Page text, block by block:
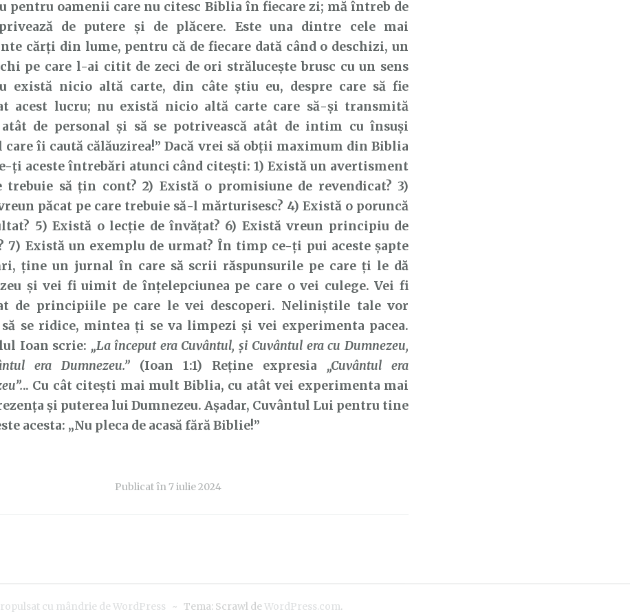
pentru oamenii care nu citesc Biblia în fiecare zi; mă întreb de
de putere și de plăcere. Este una dintre cele mai
cărți din lume, pentru că de fiecare dată când o deschizi, un
pe care l-ai citit de zeci de ori strălucește brusc cu un sens
există nicio altă carte, din câte știu eu, despre care să fie
acest lucru; nu există nicio altă carte care să-și transmită
atât de personal și să se potrivească atât de intim cu însuși
îi caută călăuzirea!” Dacă vrei să obții maximum din Biblia
ți aceste întrebări atunci când citești: 1) Există un avertisment
trebuie să țin cont? 2) Există o promisiune de revendicat? 3)
păcat pe care trebuie să-l mărturisesc? 4) Există o poruncă
5) Există o lecție de învățat? 6) Există vreun principiu de
7) Există un exemplu de urmat? În timp ce-ți pui aceste șapte
ține un jurnal în care să scrii răspunsurile pe care ți le dă
și vei fi uimit de înțelepciunea pe care o vei culege. Vei fi
de principiile pe care le vei descoperi. Neliniștile tale vor
se ridice, mintea ți se va limpezi și vei experimenta pacea.
Ioan scrie: „La început era Cuvântul, și Cuvântul era cu Dumnezeu,
era Dumnezeu.” (Ioan 1:1) Reține expresia „Cuvântul era
.. Cu cât citești mai mult Biblia, cu atât vei experimenta mai
și puterea lui Dumnezeu. Așadar, Cuvântul Lui pentru tine
acesta: „Nu pleca de acasă fără Biblie!”
Publicat în7 iulie 2024
cu mândrie de WordPress ~ Tema: Scrawl deWordPress.com.